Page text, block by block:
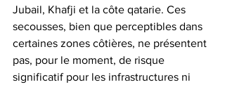
Jubail, Khafji et la côte qatarie. Ces
secousses, bien que perceptibles dans
certaines zones côtières, ne présentent
pas, pour le moment, de risque
significatif pour les infrastructures ni